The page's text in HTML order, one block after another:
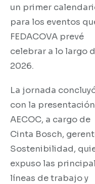
un primer
para los eventos
FEDACOVA prevé
celebrar a lo largo
2026.
La jornada
con la
AECOC, a cargo de
Cinta Bosch,
Sostenibilidad,
expuso las
líneas de trabajo y